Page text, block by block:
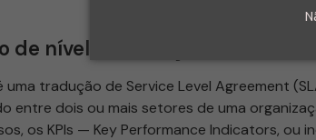
de nível de serviço
tradução de Service Level Agreement
entre dois ou mais setores de uma
os KPIs — Key Performance Indicators, ou